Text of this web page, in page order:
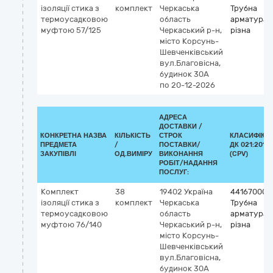
ізоляції стика з
термоусадковою
муфтою 57/125
комплект
Черкаська
область
Черкаський р-н,
місто Корсунь-
Шевченківський
вул.Благовісна,
будинок 30А
по 20-12-2026
Трубна
арматура
різна
КОНКРЕТНА НАЗВА
ПРЕДМЕТА
ЗАКУПІВЛІ
КІЛЬКІСТЬ
/
ОД.ВИМІРУ
АДРЕСА
ДОСТАВКИ /
СТРОК
ПОСТАВКИ/
ВИКОНАННЯ
РОБІТ/НАДАННЯ
ПОСЛУГ:
ДК 021:2015
(CPV)
Комплект
ізоляції стика з
термоусадковою
муфтою 76/140
38
комплект
19402 Україна
Черкаська
область
Черкаський р-н,
місто Корсунь-
Шевченківський
вул.Благовісна,
будинок 30А
44167000-
Трубна
арматура
різна